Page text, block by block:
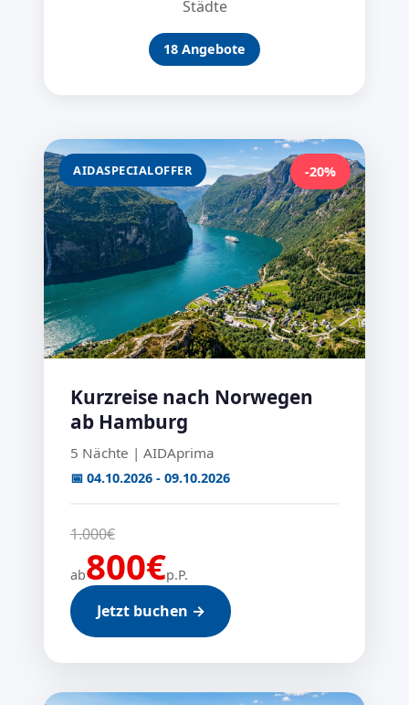
Städte
18 Angebote
AIDASPECIALOFFER -20%
Kurzreise nach Norwegen
ab Hamburg
5 Nächte | AIDAprima
📅 04.10.2026 - 09.10.2026
1.000€
ab800€p.P.
Jetzt buchen →